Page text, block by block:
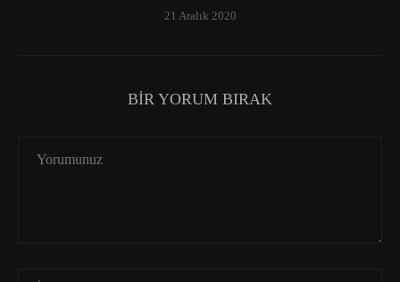
21 Aralık 2020
BIR YORUM BIRAK